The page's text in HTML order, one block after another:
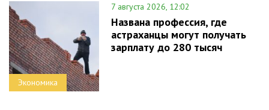
Экономика
7 августа 2026, 12:02
Названа профессия, где
астраханцы могут получать
зарплату до 280 тысяч